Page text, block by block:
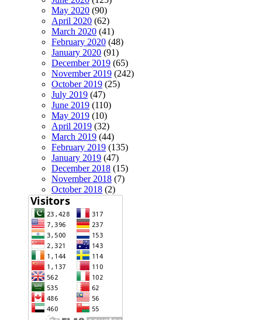
May 2020 (90)
April 2020 (62)
March 2020 (41)
February 2020 (48)
January 2020 (91)
December 2019 (65)
November 2019 (242)
October 2019 (25)
July 2019 (47)
June 2019 (110)
May 2019 (10)
April 2019 (32)
March 2019 (44)
February 2019 (135)
January 2019 (47)
December 2018 (15)
November 2018 (7)
October 2018 (2)